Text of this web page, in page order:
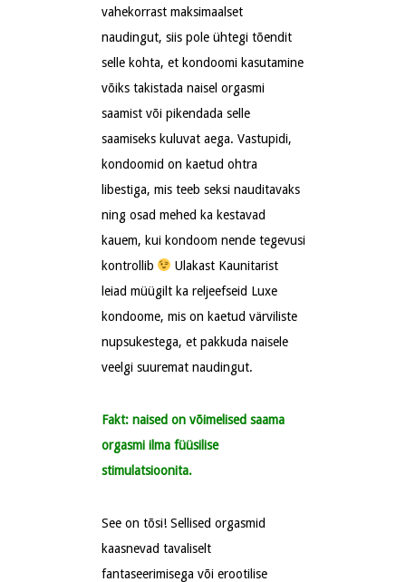
vahekorrast maksimaalset
naudingut, siis pole ühtegi tõendit
selle kohta, et kondoomi kasutamine
võiks takistada naisel orgasmi
saamist või pikendada selle
saamiseks kuluvat aega. Vastupidi,
kondoomid on kaetud ohtra
libestiga, mis teeb seksi nauditavaks
ning osad mehed ka kestavad
kauem, kui kondoom nende tegevusi
kontrollib
Ulakast Kaunitarist
leiad müügilt ka reljeefseid Luxe
kondoome, mis on kaetud värviliste
nupsukestega, et pakkuda naisele
veelgi suuremat naudingut.
Fakt: naised on võimelised saama
orgasmi ilma füüsilise
stimulatsioonita.
See on tõsi! Sellised orgasmid
kaasnevad tavaliselt
fantaseerimisega või erootilise